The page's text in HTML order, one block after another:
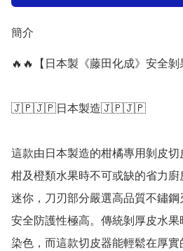
簡介
🔥🔥【日本製《藤田化成》安全剝
🇯🇵🇯🇵日本製造🇯🇵🇯🇵
這款由日本製造的柑橘專用剝皮
柑及橙類水果時不可或缺的省力
迷你，刀刃部分嚴選高品質不鏽
安全防護性極高。傳統剝厚皮水
染色，而這款切皮器能輕鬆在厚